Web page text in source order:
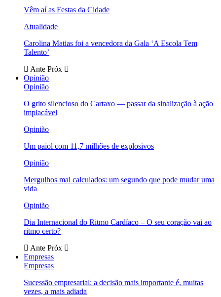
Vêm aí as Festas da Cidade
Atualidade
Carolina Matias foi a vencedora da Gala ‘A Escola Tem
Talento’
Ante Próx
Opinião
Opinião
O grito silencioso do Cartaxo — passar da sinalização à ação
implacável
Opinião
Um paiol com 11,7 milhões de explosivos
Opinião
Mergulhos mal calculados: um segundo que pode mudar uma
vida
Opinião
Dia Internacional do Ritmo Cardíaco – O seu coração vai ao
ritmo certo?
Ante Próx
Empresas
Empresas
Sucessão empresarial: a decisão mais importante é, muitas
vezes, a mais adiada